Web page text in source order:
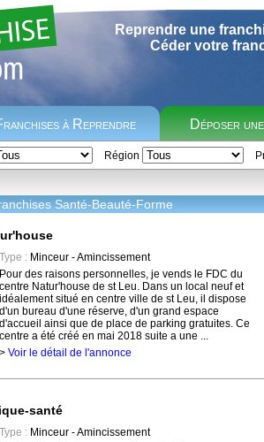
Reprendre une
Céder votre
à Reprendre Déposer
Région
Santé-Beauté-Forme
Type :Minceur - Amincissement
Pour des raisons personnelles, je vends le FDC du
centre Natur'house de st Leu. Dans un local neuf et
idéalement situé en centre ville de st Leu, il dispose
d'un bureau d'une réserve, d'un grand espace
d'accueil ainsi que de place de parking gratuites. Ce
centre a été créé en mai 2018 suite a une ...
> Voir le détail de l'annonce
santé
Type :Minceur - Amincissement